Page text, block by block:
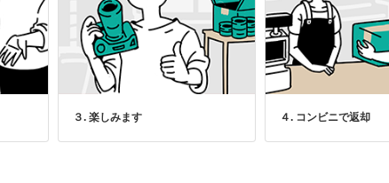
３. 楽しみます ４. コンビニで返却